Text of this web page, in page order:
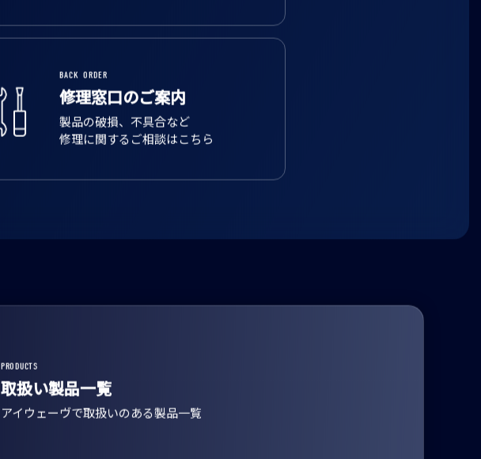
BACK ORDER
修理窓口のご案内
製品の破損、不具合など
修理に関するご相談はこちら
PRODUCTS
取扱い製品一覧
アイウェーヴで取扱いのある製品一覧